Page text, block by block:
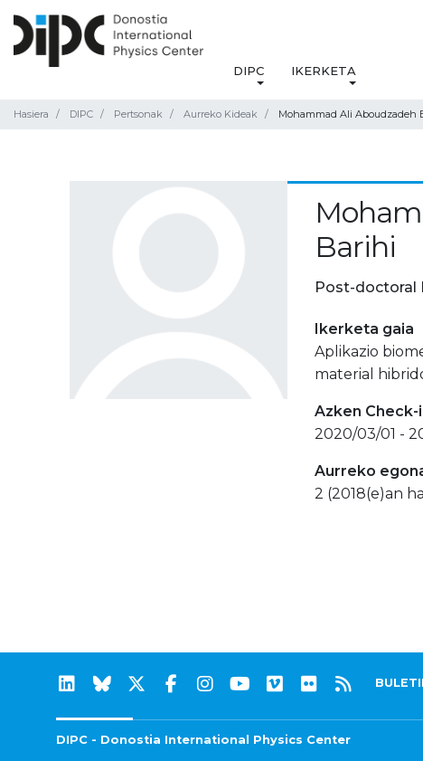
DIPC IKERKETA
Hasiera DIPC Pertsonak Aurreko Kideak Mohammad Ali Aboudzadeh
Barihi
Post-doctoral
Ikerketa gaia
Aplikazio
material
Azken
2020/03/01 -
Aurreko
2 (2018(e)an
DIPC - Donostia International Physics Center